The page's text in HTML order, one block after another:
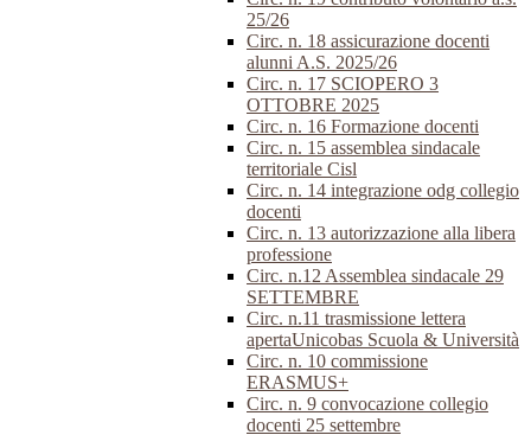
25/26
Circ. n. 18 assicurazione docenti
alunni A.S. 2025/26
Circ. n. 17 SCIOPERO 3
OTTOBRE 2025
Circ. n. 16 Formazione docenti
Circ. n. 15 assemblea sindacale
territoriale Cisl
Circ. n. 14 integrazione odg collegio
docenti
Circ. n. 13 autorizzazione alla libera
professione
Circ. n.12 Assemblea sindacale 29
SETTEMBRE
Circ. n.11 trasmissione lettera
apertaUnicobas Scuola & Università
Circ. n. 10 commissione
ERASMUS+
Circ. n. 9 convocazione collegio
docenti 25 settembre